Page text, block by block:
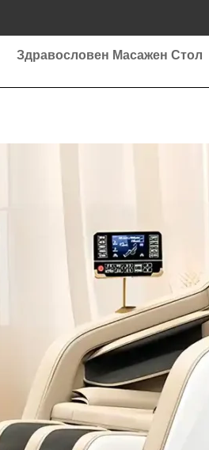
Здравословен Масажен Стол